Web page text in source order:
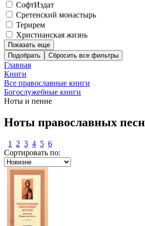
СофтИздат
Сретенский монастырь
Терирем
Христианская жизнь
Показать еще
Подобрать
Главная
Книги
Все православные книги
Богослужебные книги
Ноты и пение
Ноты православных
1 2 3 4 5 6
Сортировать по: